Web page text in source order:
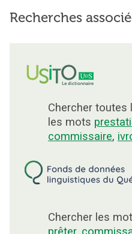
Recherches
Chercher
les mots
commissaire,
Chercher les
prêter,